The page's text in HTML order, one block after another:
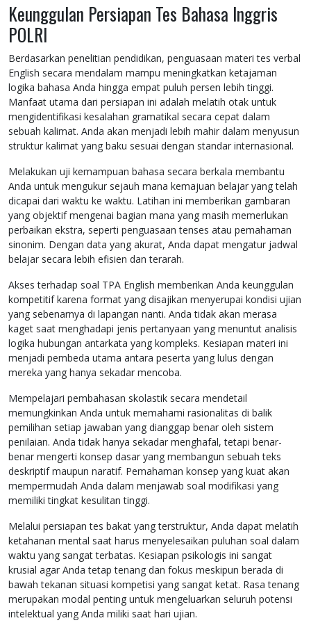
Keunggulan Persiapan Tes Bahasa Inggris
POLRI
Berdasarkan penelitian pendidikan, penguasaan materi tes verbal
English secara mendalam mampu meningkatkan ketajaman
logika bahasa Anda hingga empat puluh persen lebih tinggi.
Manfaat utama dari persiapan ini adalah melatih otak untuk
mengidentifikasi kesalahan gramatikal secara cepat dalam
sebuah kalimat. Anda akan menjadi lebih mahir dalam menyusun
struktur kalimat yang baku sesuai dengan standar internasional.
Melakukan uji kemampuan bahasa secara berkala membantu
Anda untuk mengukur sejauh mana kemajuan belajar yang telah
dicapai dari waktu ke waktu. Latihan ini memberikan gambaran
yang objektif mengenai bagian mana yang masih memerlukan
perbaikan ekstra, seperti penguasaan tenses atau pemahaman
sinonim. Dengan data yang akurat, Anda dapat mengatur jadwal
belajar secara lebih efisien dan terarah.
Akses terhadap soal TPA English memberikan Anda keunggulan
kompetitif karena format yang disajikan menyerupai kondisi ujian
yang sebenarnya di lapangan nanti. Anda tidak akan merasa
kaget saat menghadapi jenis pertanyaan yang menuntut analisis
logika hubungan antarkata yang kompleks. Kesiapan materi ini
menjadi pembeda utama antara peserta yang lulus dengan
mereka yang hanya sekadar mencoba.
Mempelajari pembahasan skolastik secara mendetail
memungkinkan Anda untuk memahami rasionalitas di balik
pemilihan setiap jawaban yang dianggap benar oleh sistem
penilaian. Anda tidak hanya sekadar menghafal, tetapi benar-
benar mengerti konsep dasar yang membangun sebuah teks
deskriptif maupun naratif. Pemahaman konsep yang kuat akan
mempermudah Anda dalam menjawab soal modifikasi yang
memiliki tingkat kesulitan tinggi.
Melalui persiapan tes bakat yang terstruktur, Anda dapat melatih
ketahanan mental saat harus menyelesaikan puluhan soal dalam
waktu yang sangat terbatas. Kesiapan psikologis ini sangat
krusial agar Anda tetap tenang dan fokus meskipun berada di
bawah tekanan situasi kompetisi yang sangat ketat. Rasa tenang
merupakan modal penting untuk mengeluarkan seluruh potensi
intelektual yang Anda miliki saat hari ujian.